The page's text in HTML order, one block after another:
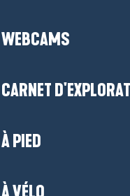
WEBCAMS
CARNET
À PIED
Les Belles
Süß-
zoet- en